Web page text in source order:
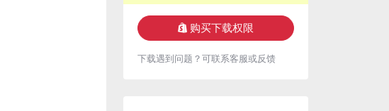
购买下载权限
下载遇到问题？可联系客服或反馈